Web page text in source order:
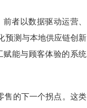
者以数据驱动运营、
预测与本地供应链创新
赋能与顾客体验的系统
售的下一个拐点。这类